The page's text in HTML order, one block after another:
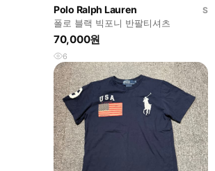
Polo Ralph Lauren
S
폴로 블랙 빅포니 반팔티셔츠
70,000원
6